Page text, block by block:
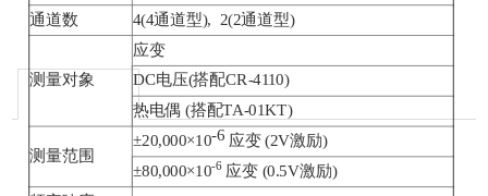
通道数
4(4通道型), 2(2通道型)
测量对象
应变
DC电压(搭配CR-4110)
热电偶 (搭配TA-01KT)
测量范围
±20,000×10-6 应变 (2V激励)
±80,000×10-6应变 (0.5V激励)